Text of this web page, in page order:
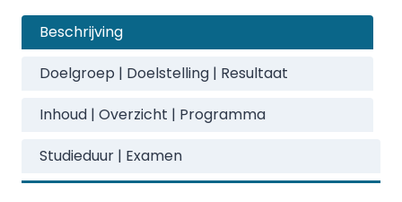
Beschrijving
Doelgroep | Doelstelling | Resultaat
Inhoud | Overzicht | Programma
Studieduur | Examen